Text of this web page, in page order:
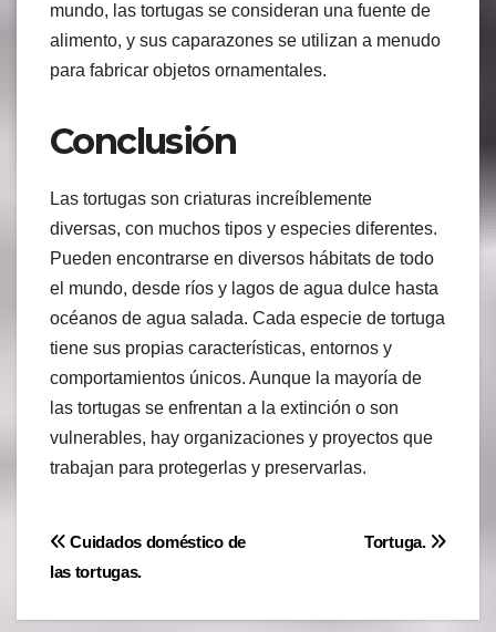
mundo, las tortugas se consideran una fuente de
alimento, y sus caparazones se utilizan a menudo
para fabricar objetos ornamentales.
Conclusión
Las tortugas son criaturas increíblemente
diversas, con muchos tipos y especies diferentes.
Pueden encontrarse en diversos hábitats de todo
el mundo, desde ríos y lagos de agua dulce hasta
océanos de agua salada. Cada especie de tortuga
tiene sus propias características, entornos y
comportamientos únicos. Aunque la mayoría de
las tortugas se enfrentan a la extinción o son
vulnerables, hay organizaciones y proyectos que
trabajan para protegerlas y preservarlas.
Navegación
Tortuga.
Cuidados doméstico de
las tortugas.